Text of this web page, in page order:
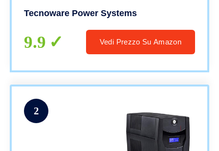
Stabilizzazione AVR Potenza 750 VA
Tecnoware Power Systems
9.9 Vedi Prezzo Su Amazon
2